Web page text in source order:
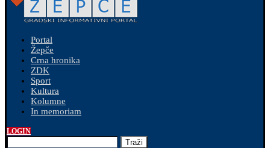
Portal
Žepče
Crna hronika
ZDK
Sport
Kultura
Kolumne
In memoriam
LOGIN
Traži